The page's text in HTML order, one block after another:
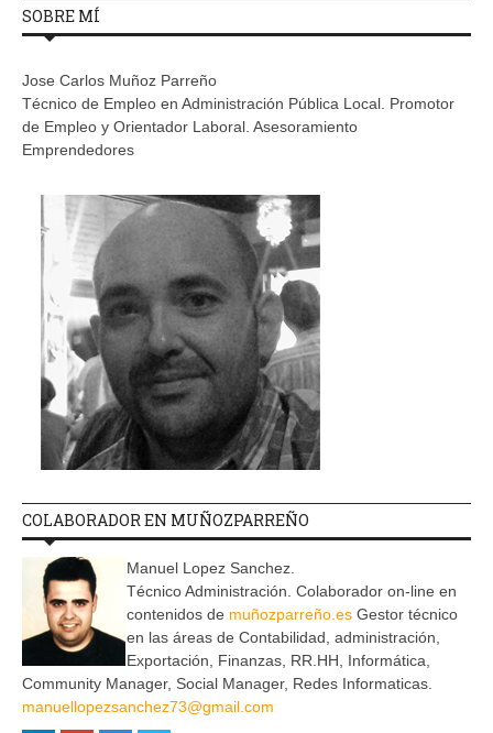
SOBRE MÍ
Jose Carlos Muñoz Parreño
Técnico de Empleo en Administración Pública Local. Promotor
de Empleo y Orientador Laboral. Asesoramiento
Emprendedores
COLABORADOR EN MUÑOZPARREÑO
Manuel Lopez Sanchez.
Técnico Administración. Colaborador on-line en
contenidos de muñozparreño.es Gestor técnico
en las áreas de Contabilidad, administración,
Exportación, Finanzas, RR.HH, Informática,
Community Manager, Social Manager, Redes Informaticas.
manuellopezsanchez73@gmail.com